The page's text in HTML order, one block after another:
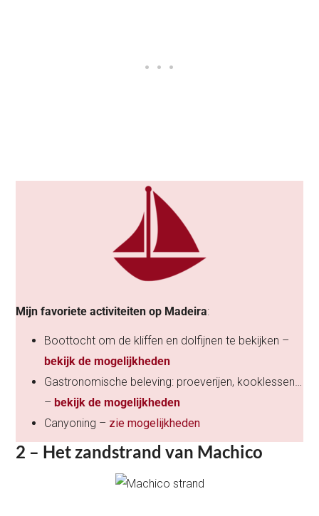
Mijn favoriete activiteiten op Madeira:
Boottocht om de kliffen en dolfijnen te bekijken –
bekijk de mogelijkheden
Gastronomische beleving: proeverijen, kooklessen…
– bekijk de mogelijkheden
Canyoning – zie mogelijkheden
2 – Het zandstrand van Machico